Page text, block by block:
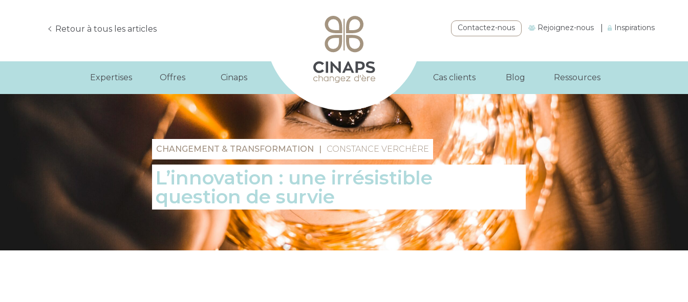
Contactez-nous Rejoignez-nous Inspirations
Expertises Offres Cinaps Cas clients Blog Ressources
Retour à tous les articles
CHANGEMENT & TRANSFORMATION | CONSTANCE VERCHÈRE
L’innovation : une irrésistible
question de survie